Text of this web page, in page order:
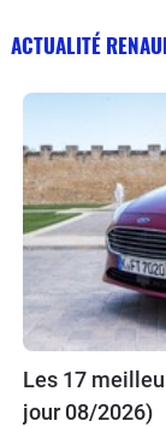
ACTUALITÉ
Les 17
jour 08/2026)